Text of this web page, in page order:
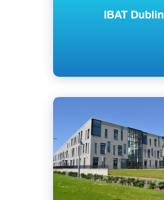
IBAT Dublin
Английский
Эннис, Ирландия
Государственный